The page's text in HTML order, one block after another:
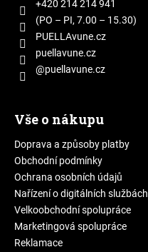
+420 214 214 941
(PO – PI, 7.00 – 15.30)
PUELLAvune.cz
puellavune.cz
@puellavune.cz
Vše o nákupu
Doprava a způsoby platby
Obchodní podmínky
Ochrana osobních údajů
Nařízení o digitálních službách
Velkoobchodní spolupráce
Marketingová spolupráce
Reklamace